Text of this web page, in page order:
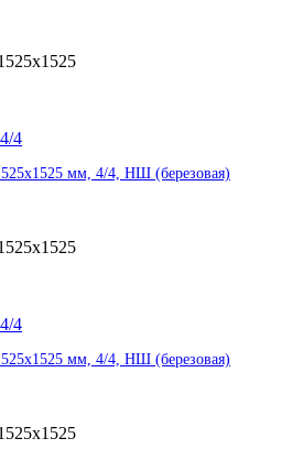
мм, 4/4, НШ (березовая)
мм, 4/4, НШ (березовая)